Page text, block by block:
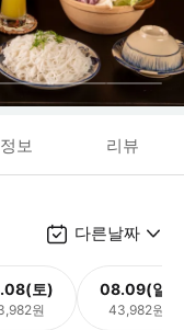
보 리뷰
다른날짜
토)
원
08.09(일)
43,982원